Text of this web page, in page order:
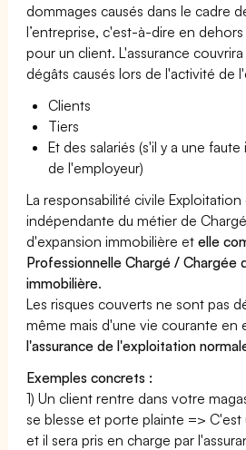
dommages causés dans le cadre
l’entreprise, c'est-à-dire en
pour un client. L'assurance
dégâts causés lors de l'activité de
Clients
Tiers
Et des salariés (s'il y a une
de l'employeur)
La responsabilité civile
indépendante du métier de
d'expansion immobilière etelle
Professionnelle Chargé / Chargée
immobilière.
Les risques couverts ne sont pas
même mais d'une vie courante en
l'assurance de l'exploitation
Exemples concrets :
1) Un client rentre dans votre
se blesse et porte plainte =>
et il sera pris en charge par